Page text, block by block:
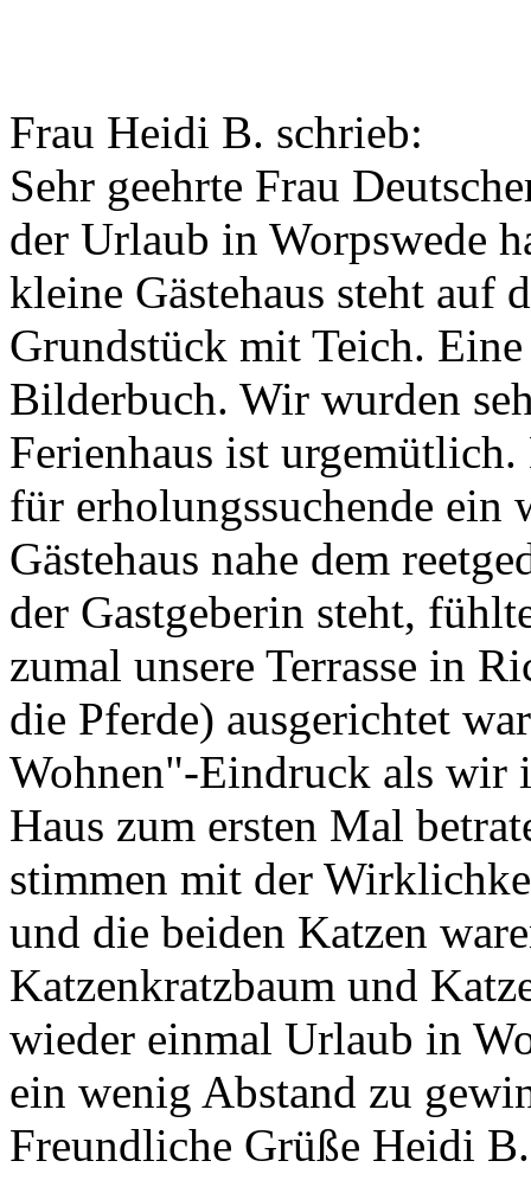
Frau Heidi B. schrieb:
Sehr geehrte Frau
der Urlaub in Worpswede
kleine Gästehaus steht auf
Grundstück mit Teich.
Bilderbuch. Wir wurden
Ferienhaus ist
für erholungssuchende ein
Gästehaus nahe dem
der Gastgeberin steht,
zumal unsere Terrasse in
die Pferde) ausgerichtet
Wohnen"-Eindruck als wir
Haus zum ersten Mal
stimmen mit der
und die beiden Katzen
Katzenkratzbaum und
wieder einmal Urlaub in
ein wenig Abstand zu
Freundliche Grüße Heidi B.